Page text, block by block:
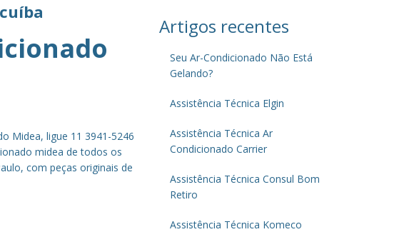
Midea, ligue 11 3941-5246
midea de todos os
com peças originais de
Artigos recentes
Seu Ar-Condicionado Não Está
Gelando?
Assistência Técnica Elgin
Assistência Técnica Ar
Condicionado Carrier
Assistência Técnica Consul Bom
Retiro
Assistência Técnica Komeco